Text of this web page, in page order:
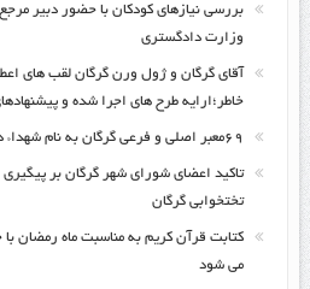
بررسی نیازهای کودکان با حضور دبیر
وزارت دادگستری
آقای گرگان و ژول ورن گرگان لقب های
خاطر؛ارایه طرح های اجرا شده و
۶۹معبر اصلی و فرعی گرگان به نام شهداء در سال ۹۵ نامگذاری شد
تاکید اعضای شورای شهر گرگان بر پیگیری
تختخوابی گرگان
کتابت قرآن کریم به مناسبت ماه رمضان
می شود